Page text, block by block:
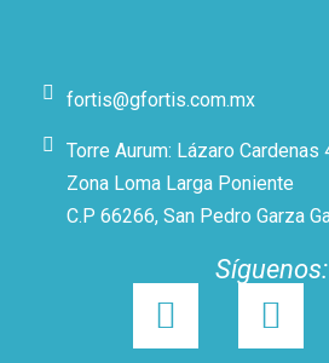
fortis@gfortis.com.mx
Torre Aurum: Lázaro
Zona Loma Larga Poniente
C.P 66266, San Pedro Garza
Síguenos: